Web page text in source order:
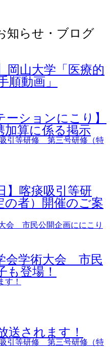
知らせ・ブログ
岡山大学「医療的
動画」
ーションにこり】
加算に係る掲示
】喀痰吸引等研
者）開催のご案
会学術大会 市民
も登場！
送されます！